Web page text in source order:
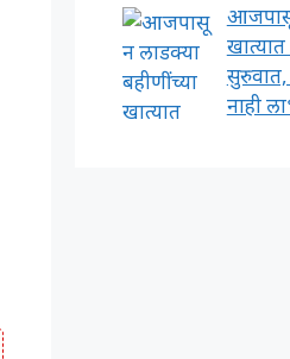
सुरुवात,
नाही